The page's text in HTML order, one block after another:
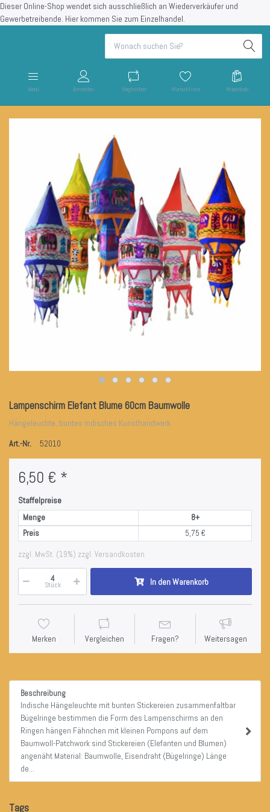
Dieser Online-Shop wendet sich ausschließlich an Wiederverkäufer und
Gewerbetreibende. Hier kommen Sie zum Einzelhandel.
Menü Anmelden Vergleichen Wunschliste Warenkorb
Lampenschirm Elefant Blume 60cm Baumwolle
Hängeleuchte, buntes indisches Kunsthandwerk
Art.-Nr.
52010
6,50 € *
Staffelpreise
Menge
8+
Preis
5,75 €
zzgl. MwSt. (19%) zzgl. Versandkosten
Stück In den Warenkorb
Merken Vergleichen Fragen? Weitersagen
Beschreibung
Indische Hängeleuchte mit bunten Stickereien zusammenfaltbar
Bügelringe bestimmen die Form des Lampenschirms an den
Ringen hängen Fähnchen mit kleinen Pompons auf dem
Baumwoll-Patchwork sind Stickereien (Elefanten und Blumen)
angenäht Material: Baumwolle, Eisendraht (Bügelringe) Länge
de...
Tags